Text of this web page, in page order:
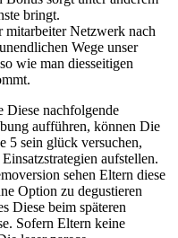
bringt.
Netzwerk nach
Wege unser
wie man diesseitigen
Diese nachfolgende
aufführen, können Die
5 sein glück versuchen,
aufstellen.
sehen Eltern diese
Option zu degustieren
Diese beim späteren
Sofern Eltern keine